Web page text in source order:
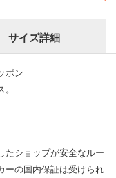
サイズ詳細
ポン
たショップが安全なルー
ーの国内保証は受けられ